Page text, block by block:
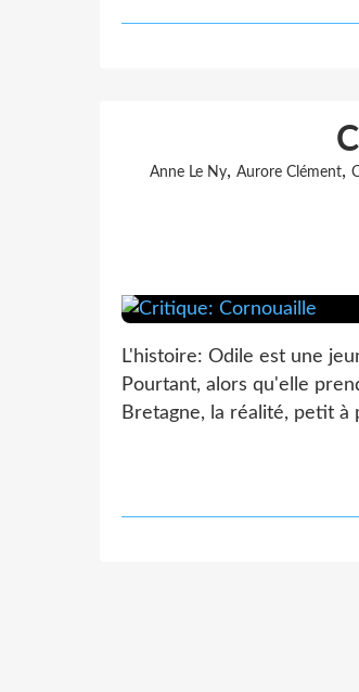
Anne Le Ny, Aurore Clément,
L'histoire: Odile est une
Pourtant, alors qu'elle
Bretagne, la réalité, petit